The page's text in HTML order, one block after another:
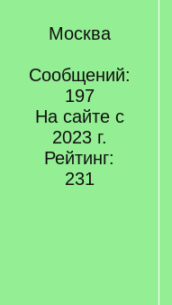
Москва
Сообщений:
197
На сайте с
2023 г.
Рейтинг:
231